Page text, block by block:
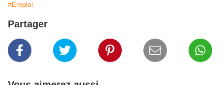
#Emploi
Partager